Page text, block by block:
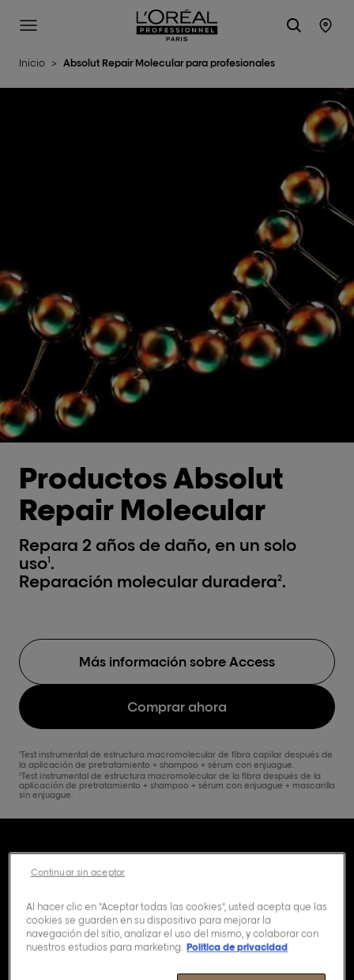
L'Oréal Professionnel Paris
Site Menu
Inicio > Absolut Repair Molecular para profesionales
Productos Absolut
Repair Molecular
Repara 2 años de daño, en un solo
uso1.
Reparación molecular duradera2.
Más información sobre Access
Comprar ahora
1Test instrumental de estructura macromolecular de fibra capilar después de
la aplicación de pretratamiento + shampoo + sérum con enjuague.
2Test instrumental de estructura macromolecular de la fibra después de la
aplicación de pretratamiento + shampoo + sérum con enjuague + mascarilla
sin enjuague.
Descubre la ciencia
que hay detrás de
Absolut Repair
Molecular
Al hacer clic en “Aceptar todas las cookies”, usted acepta que las
cookies se guarden en su dispositivo para mejorar la
navegación del sitio, analizar el uso del mismo, y colaborar con
nuestros estudios para marketing. Política de privacidad
Continuar sin aceptar